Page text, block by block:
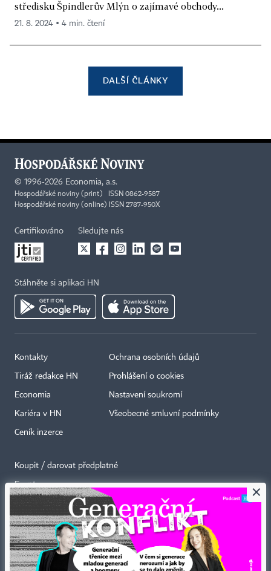
středisku Špindlerův Mlýn o zajímavé obchody...
21. 8. 2024 ▪ 4 min. čtení
DALŠÍ ČLÁNKY
© 1996-2026 Economia, a.s.
Hospodářské noviny (print) ISSN 0862-9587
Hospodářské noviny (online) ISSN 2787-950X
Certifikováno Sledujte nás
Stáhněte si aplikaci HN
Kontakty
Tiráž redakce HN
Economia
Kariéra v HN
Ceník inzerce
Ochrana osobních údajů
Prohlášení o cookies
Nastavení soukromí
Všeobecné smluvní podmínky
Koupit / darovat předplatné
Eventy
Newslettery
RSS kanály
Autorská práva vykonává vydavatel. Bez písemného svolení vydavatele je
×